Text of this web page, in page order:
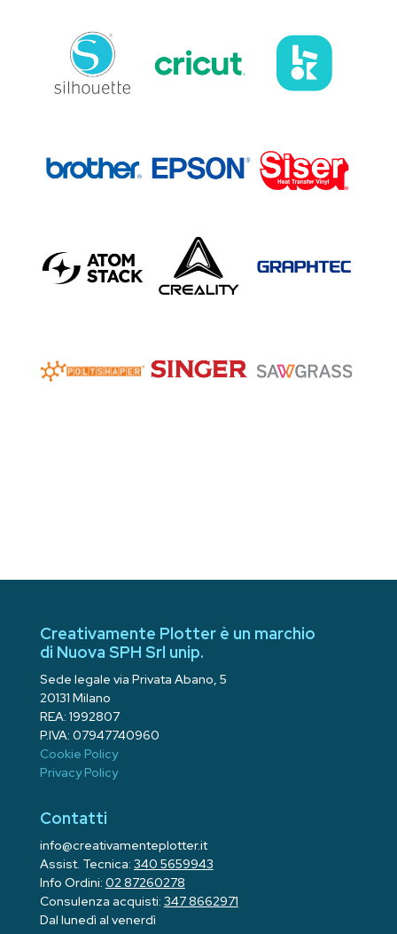
Creativamente Plotter è un marchio
di Nuova SPH Srl unip.
Sede legale via Privata Abano, 5
20131 Milano
REA: 1992807
P.IVA: 07947740960
Cookie Policy
Privacy Policy
Contatti
info@creativamenteplotter.it
Assist. Tecnica: 340 5659943
Info Ordini: 02 87260278
Consulenza acquisti: 347 8662971
Dal lunedì al venerdì